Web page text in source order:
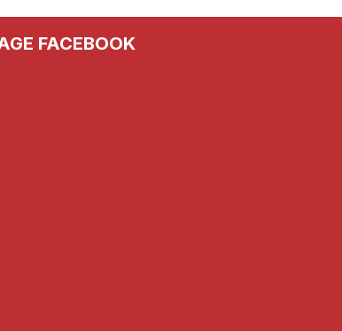
FACEBOOK